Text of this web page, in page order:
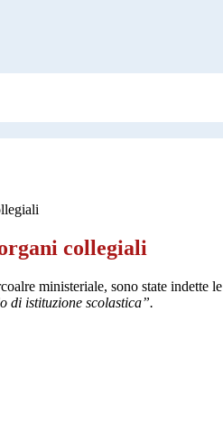
collegiali
ministeriale, sono state indette le
di istituzione scolastica”.